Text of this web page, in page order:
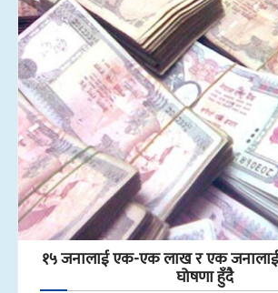
१५ जनालाई एक-एक लाख र एक
घोषणा हुँदै